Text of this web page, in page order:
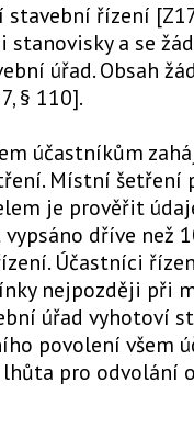
řízení
stanovisky a se
úřad. Obsah
§ 110].
účastníkům
Místní šetření
je prověřit
dříve než
Účastníci
nejpozději při
úřad vyhotoví
povolení všem
pro odvolání